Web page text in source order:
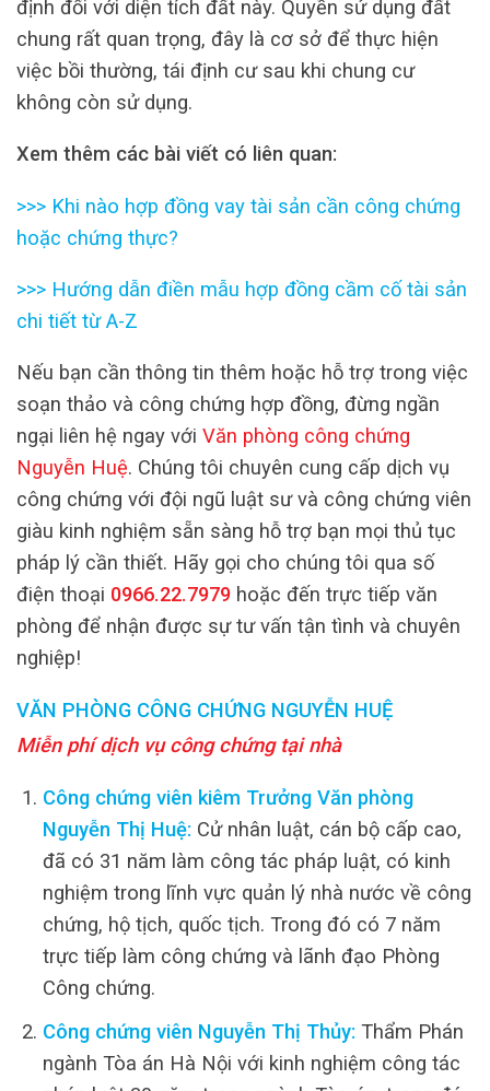
định đối với diện tích đất này. Quyền sử dụng đất
chung rất quan trọng, đây là cơ sở để thực hiện
việc bồi thường, tái định cư sau khi chung cư
không còn sử dụng.
Xem thêm các bài viết có liên quan:
>>> Khi nào hợp đồng vay tài sản cần công chứng
hoặc chứng thực?
>>> Hướng dẫn điền mẫu hợp đồng cầm cố tài sản
chi tiết từ A-Z
Nếu bạn cần thông tin thêm hoặc hỗ trợ trong việc
soạn thảo và công chứng hợp đồng, đừng ngần
ngại liên hệ ngay với Văn phòng công chứng
Nguyễn Huệ. Chúng tôi chuyên cung cấp dịch vụ
công chứng với đội ngũ luật sư và công chứng viên
giàu kinh nghiệm sẵn sàng hỗ trợ bạn mọi thủ tục
pháp lý cần thiết. Hãy gọi cho chúng tôi qua số
điện thoại 0966.22.7979 hoặc đến trực tiếp văn
phòng để nhận được sự tư vấn tận tình và chuyên
nghiệp!
VĂN PHÒNG CÔNG CHỨNG NGUYỄN HUỆ
Miễn phí dịch vụ công chứng tại nhà
Công chứng viên kiêm Trưởng Văn phòng
Nguyễn Thị Huệ: Cử nhân luật, cán bộ cấp cao,
đã có 31 năm làm công tác pháp luật, có kinh
nghiệm trong lĩnh vực quản lý nhà nước về công
chứng, hộ tịch, quốc tịch. Trong đó có 7 năm
trực tiếp làm công chứng và lãnh đạo Phòng
Công chứng.
Công chứng viên Nguyễn Thị Thủy: Thẩm Phán
ngành Tòa án Hà Nội với kinh nghiệm công tác